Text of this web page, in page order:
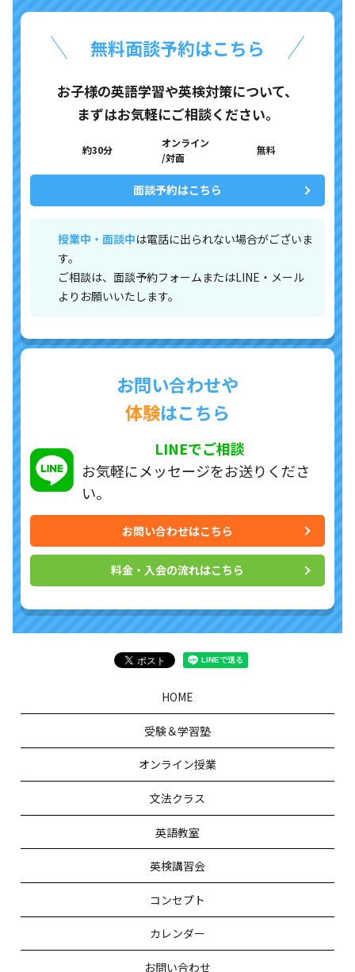
無料面談予約はこちら
お子様の英語学習や英検対策について、
まずはお気軽にご相談ください。
約30分
オンライン
/対面
無料
面談予約はこちら
授業中・面談中は電話に出られない場合がございま
す。
ご相談は、面談予約フォームまたはLINE・メール
よりお願いいたします。
お問い合わせや
体験はこちら
LINEでご相談
お気軽にメッセージをお送りくださ
い。
お問い合わせはこちら
料金・入会の流れはこちら
HOME
受験＆学習塾
オンライン授業
文法クラス
英語教室
英検講習会
コンセプト
カレンダー
お問い合わせ